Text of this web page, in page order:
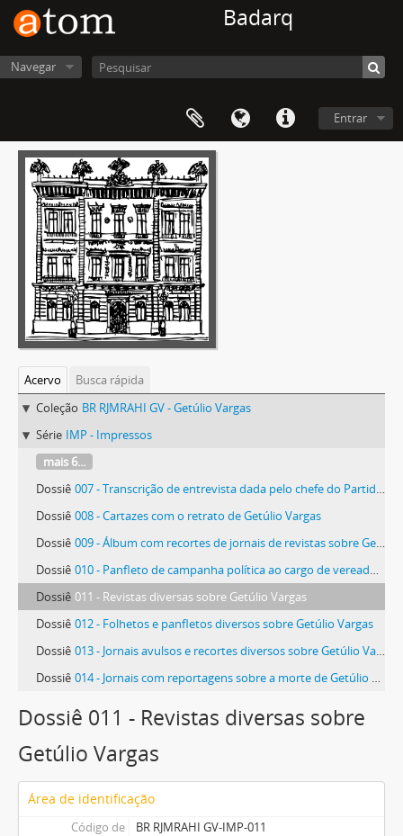
Badarq
Navegar
Entrar
Acervo
Busca rápida
Coleção BR RJMRAHI GV - Getúlio Vargas
Série IMP - Impressos
mais 6...
Dossiê 007 - Transcrição de entrevista dada pelo chefe do Partido Republicano Riograndense, Antonio Augusto Borges de Medeiros, ao Diário de Notícias de Porto Alegre
Dossiê 008 - Cartazes com o retrato de Getúlio Vargas
Dossiê 009 - Álbum com recortes de jornais de revistas sobre Getúlio Vargas, organizado por Olinda Farias Gonçalves, admiradora do presidente
Dossiê 010 - Panfleto de campanha política ao cargo de vereador, pelo Partido Trabalhista Brasileiro (PTB), da candidata Lúcia Magalhães
Dossiê 011 - Revistas diversas sobre Getúlio Vargas
Dossiê 012 - Folhetos e panfletos diversos sobre Getúlio Vargas
Dossiê 013 - Jornais avulsos e recortes diversos sobre Getúlio Vargas, incluindo edições do dia seguinte à sua morte
Dossiê 014 - Jornais com reportagens sobre a morte de Getúlio Vargas
Dossiê 011 - Revistas diversas sobre
Getúlio Vargas
Área de identificação
Código de
BR RJMRAHI GV-IMP-011